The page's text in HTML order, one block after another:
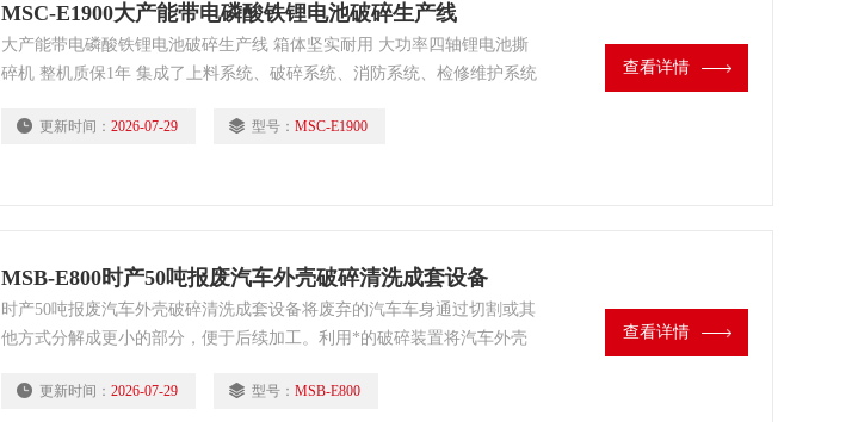
MSC-E1900大产能带电磷酸铁锂电池破碎生产线
大产能带电磷酸铁锂电池破碎生产线 箱体坚实耐用 大功率四轴锂电池撕
碎机 整机质保1年 集成了上料系统、破碎系统、消防系统、检修维护系统
更新时间： 2026-07-29 型号： MSC-E1900
查看详情
MSB-E800时产50吨报废汽车外壳破碎清洗成套设备
时产50吨报废汽车外壳破碎清洗成套设备将废弃的汽车车身通过切割或其
他方式分解成更小的部分，便于后续加工。利用*的破碎装置将汽车外壳
磁场作用分离出铁质材料，如钢铁等，这部分材料可以直接回收再利用。
更新时间： 2026-07-29 型号： MSB-E800
查看详情